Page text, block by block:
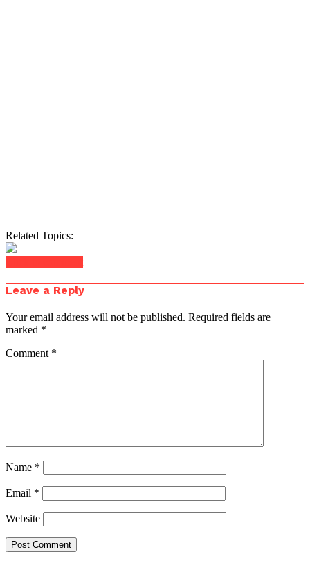
Related Topics:
Leave a Reply
Your email address will not be published. Required fields are
marked *
Comment *
Name *
Email *
Website